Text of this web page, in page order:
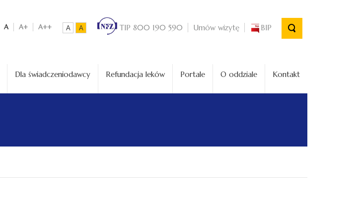
A A+ A++ A A TIP 800 190 590 Umów wizytę BIP
Dla świadczeniodawcy Refundacja leków Portale O oddziale Kontakt